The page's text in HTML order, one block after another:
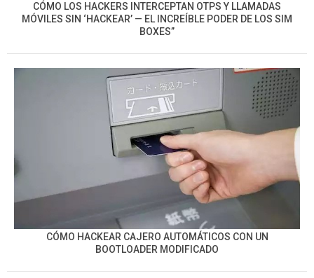
CÓMO LOS HACKERS INTERCEPTAN OTPS Y LLAMADAS
MÓVILES SIN ‘HACKEAR’ — EL INCREÍBLE PODER DE LOS SIM
BOXES”
CÓMO HACKEAR CAJERO AUTOMÁTICOS CON UN
BOOTLOADER MODIFICADO